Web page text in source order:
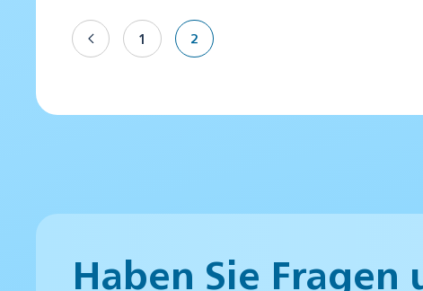
1 2
Haben Sie Fragen